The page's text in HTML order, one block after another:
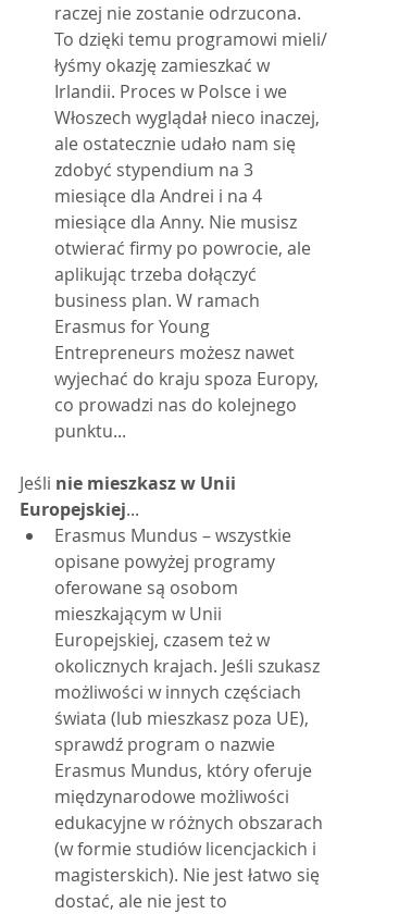
raczej nie zostanie odrzucona.
To dzięki temu programowi mieli/
łyśmy okazję zamieszkać w
Irlandii. Proces w Polsce i we
Włoszech wyglądał nieco inaczej,
ale ostatecznie udało nam się
zdobyć stypendium na 3
miesiące dla Andrei i na 4
miesiące dla Anny. Nie musisz
otwierać firmy po powrocie, ale
aplikując trzeba dołączyć
business plan. W ramach
Erasmus for Young
Entrepreneurs możesz nawet
wyjechać do kraju spoza Europy,
co prowadzi nas do kolejnego
punktu...
Jeśli nie mieszkasz w Unii
Europejskiej...
Erasmus Mundus – wszystkie
opisane powyżej programy
oferowane są osobom
mieszkającym w Unii
Europejskiej, czasem też w
okolicznych krajach. Jeśli szukasz
możliwości w innych częściach
świata (lub mieszkasz poza UE),
sprawdź program o nazwie
Erasmus Mundus, który oferuje
międzynarodowe możliwości
edukacyjne w różnych obszarach
(w formie studiów licencjackich i
magisterskich). Nie jest łatwo się
dostać, ale nie jest to